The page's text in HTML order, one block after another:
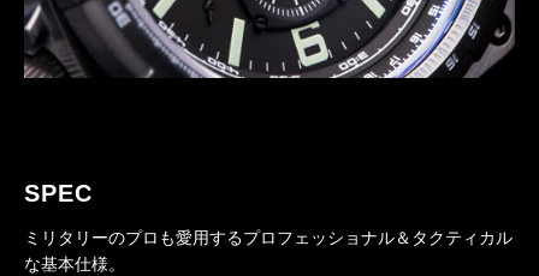
SPEC
ミリタリーのプロも愛用するプロフェッショナル＆タクティカル
な基本仕様。